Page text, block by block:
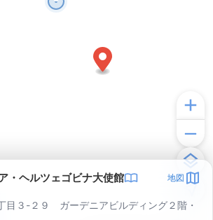
・ヘルツェゴビナ大使館 地図
目３-２９ ガーデニアビルディング２階・